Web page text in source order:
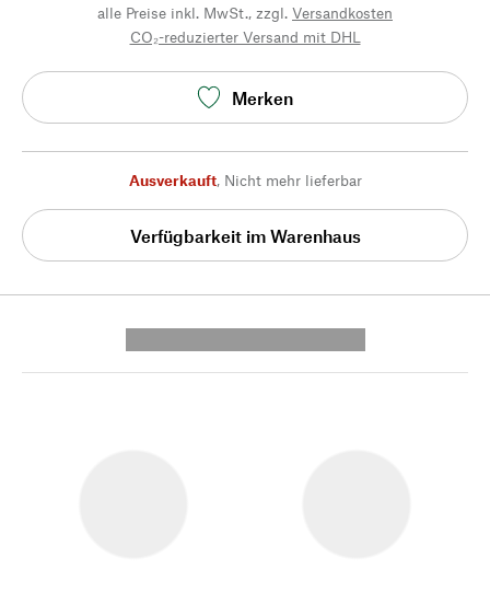
alle Preise inkl. MwSt., zzgl. Versandkosten
CO₂-reduzierter Versand mit DHL
Merken
Ausverkauft, Nicht mehr lieferbar
Verfügbarkeit im Warenhaus